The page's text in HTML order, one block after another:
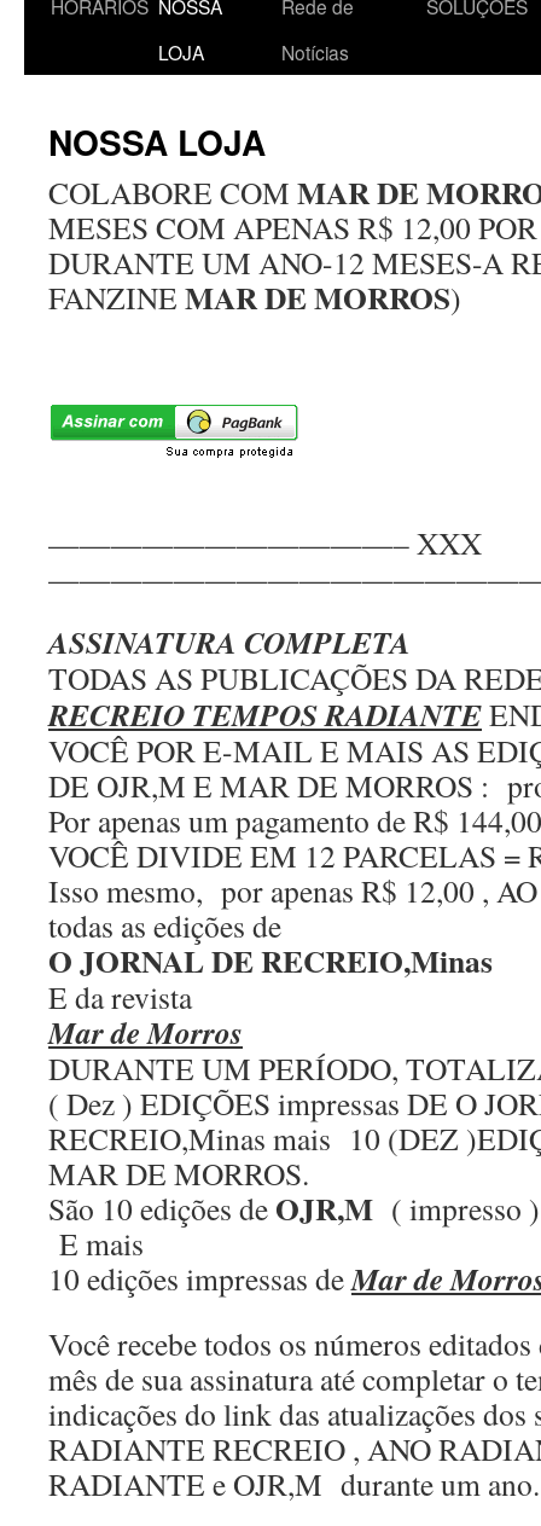
HORÁRIOS NOSSA
LOJA
Rede de
Notícias
SOLUÇÕES
NOSSA LOJA
COLABORE COM MAR DE
MESES COM APENAS R$ 12,00
DURANTE UM ANO-12 MESES-A
FANZINE MAR DE MORROS)
———————————– XXX
ASSINATURA COMPLETA
TODAS AS PUBLICAÇÕES DA
RECREIO TEMPOS RADIANTE
VOCÊ POR E-MAIL E MAIS AS
DE OJR,M E MAR DE MORROS :
Por apenas um pagamento de R$
VOCÊ DIVIDE EM 12 PARCELAS =
Isso mesmo, por apenas R$ 12,00 ,
todas as edições de
O JORNAL DE RECREIO,Minas
E da revista
Mar de Morros
DURANTE UM PERÍODO,
( Dez ) EDIÇÕES impressas DE O
RECREIO,Minas mais 10 (DEZ
MAR DE MORROS.
São 10 edições de OJR,M ( impresso )
E mais
10 edições impressas deMar de
Você recebe todos os números
mês de sua assinatura até completar o
indicações do link das atualizações dos
RADIANTE RECREIO , ANO
RADIANTE e OJR,M durante um ano.